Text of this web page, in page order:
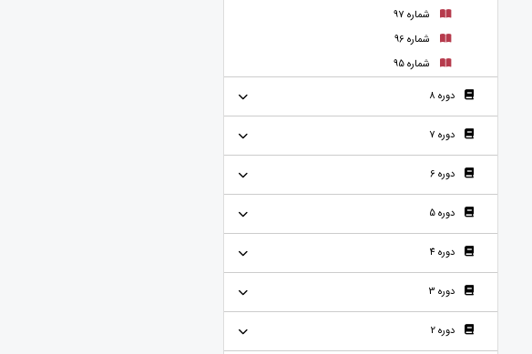
شماره 97
شماره 96
شماره 95
دوره 8
دوره 7
دوره 6
دوره 5
دوره 4
دوره 3
دوره 2